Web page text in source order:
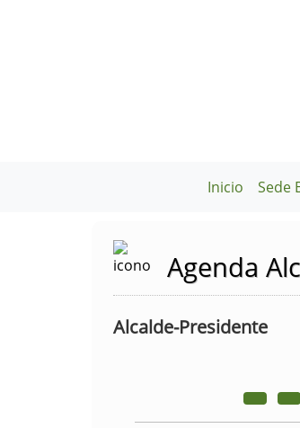
Inicio Sede
Agenda
Alcalde-Presidente